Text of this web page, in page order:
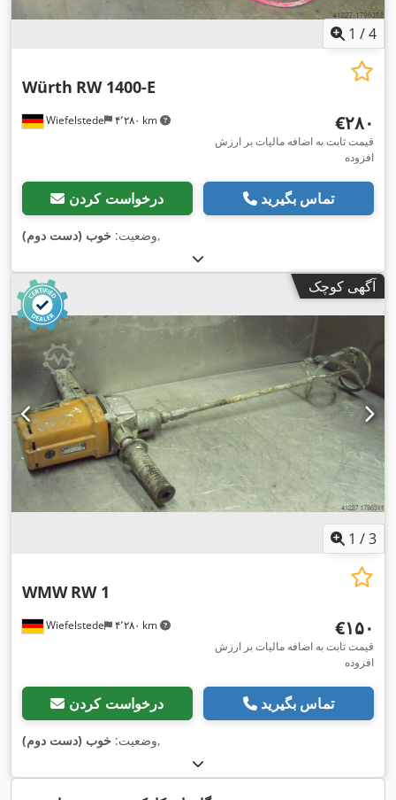
1 /4
Wiefelstede ۴٬۲۸۰ km
Würth RW 1400-E
‎€۲۸۰
قیمت ثابت به اضافه مالیات بر ارزش
افزوده
درخواست کردن تماس بگیرید
وضعیت: خوب (دست دوم) ,
آگهی کوچک
1 /3
Wiefelstede ۴٬۲۸۰ km
WMW RW 1
‎€۱۵۰
قیمت ثابت به اضافه مالیات بر ارزش
افزوده
درخواست کردن تماس بگیرید
وضعیت: خوب (دست دوم) ,